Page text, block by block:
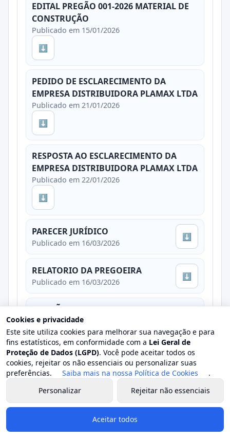
EDITAL PREGÃO 001-2026 MATERIAL DE
CONSTRUÇÃO
Publicado em 15/01/2026
⬇
PEDIDO DE ESCLARECIMENTO DA
EMPRESA DISTRIBUIDORA PLAMAX LTDA
Publicado em 21/01/2026
⬇
RESPOSTA AO ESCLARECIMENTO DA
EMPRESA DISTRIBUIDORA PLAMAX LTDA
Publicado em 22/01/2026
⬇
PARECER JURÍDICO
Publicado em 16/03/2026
⬇
RELATORIO DA PREGOEIRA
Publicado em 16/03/2026
⬇
DECISÃO AUTORIDADE COMPETENTE
Publicado em 16/03/2026
⬇
Relatório de Vencedores de Preços
Publicado em 19/03/2026
⬇
Relatório do Quadro Comparativo de
Publicado em 19/03/2026
Cookies e privacidade
Este site utiliza cookies para melhorar sua navegação e para
fins estatísticos, em conformidade com a Lei Geral de
Proteção de Dados (LGPD). Você pode aceitar todos os
cookies, rejeitar os não essenciais ou personalizar suas
preferências.
Saiba mais na nossa Política de Cookies
.
Personalizar
Rejeitar não essenciais
Aceitar todos